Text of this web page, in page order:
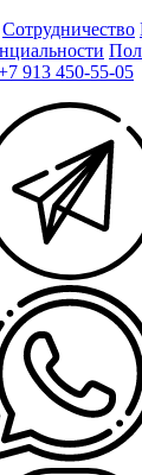
Сотрудничество
913 450-55-05